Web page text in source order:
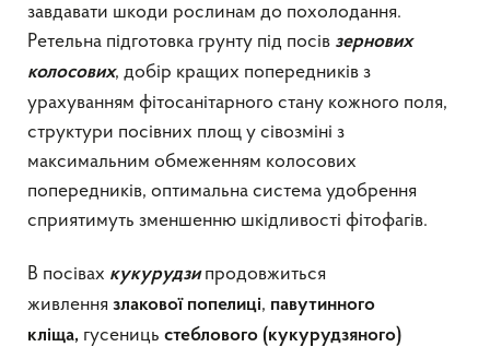
завдавати шкоди рослинам до похолодання.
Ретельна підготовка грунту під посів зернових
колосових, добір кращих попередників з
урахуванням фітосанітарного стану кожного поля,
структури посівних площ у сівозміні з
максимальним обмеженням колосових
попередників, оптимальна система удобрення
сприятимуть зменшенню шкідливості фітофагів.
В посівах кукурудзипродовжиться
живлення злакової попелиці, павутинного
кліща, гусениць стеблового (кукурудзяного)